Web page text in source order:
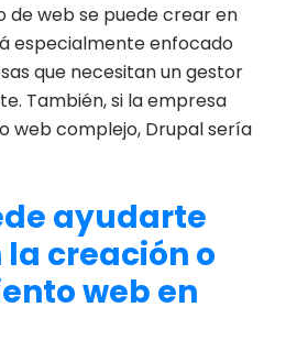
de web se puede crear en
especialmente enfocado
que necesitan un gestor
También, si la empresa
web complejo, Drupal sería
ayudarte
creación o
web en